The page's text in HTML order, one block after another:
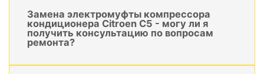
Замена электромуфты компрессора
кондиционера Citroen C5 - могу ли я
получить консультацию по вопросам
ремонта?